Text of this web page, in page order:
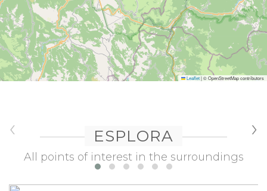
Leaflet|© OpenStreetMap contributors
ESPLORA
All points of interest in the surroundings
‹ ›